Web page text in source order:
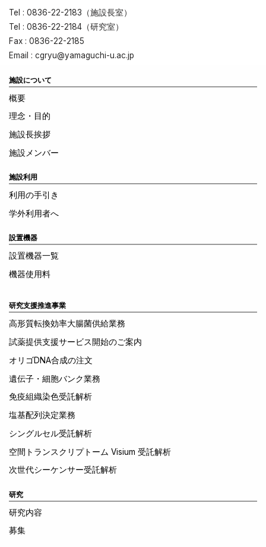
Tel : 0836-22-2183（施設長室）
Tel : 0836-22-2184（研究室）
Fax : 0836-22-2185
Email : cgryu@yamaguchi-u.ac.jp
施設について
概要
理念・目的
施設長挨拶
施設メンバー
施設利用
利用の手引き
学外利用者へ
設置機器
設置機器一覧
機器使用料
研究支援推進事業
高形質転換効率大腸菌供給業務
試薬提供支援サービス開始のご案内
オリゴDNA合成の注文
遺伝子・細胞バンク業務
免疫組織染色受託解析
塩基配列決定業務
シングルセル受託解析
空間トランスクリプトーム Visium 受託解析
次世代シーケンサー受託解析
研究
研究内容
募集